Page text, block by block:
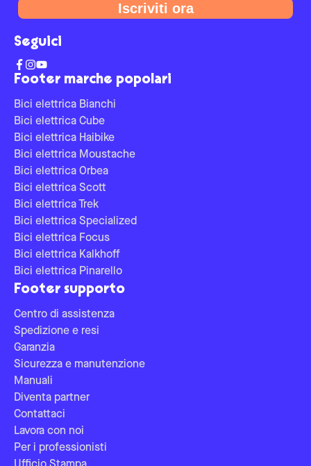
Footer marche popolari
Bici elettrica Bianchi
Bici elettrica Cube
Bici elettrica Haibike
Bici elettrica Moustache
Bici elettrica Orbea
Bici elettrica Scott
Bici elettrica Trek
Bici elettrica Specialized
Bici elettrica Focus
Bici elettrica Kalkhoff
Bici elettrica Pinarello
Footer supporto
Centro di assistenza
Spedizione e resi
Garanzia
Sicurezza e manutenzione
Manuali
Diventa partner
Contattaci
Lavora con noi
Per i professionisti
Iscriviti ora
Seguici